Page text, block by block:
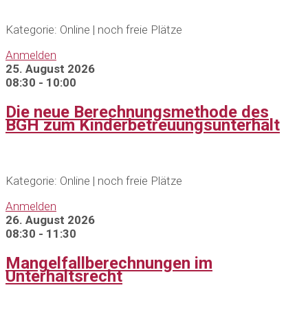
Kategorie: Online | noch freie Plätze
Anmelden
25. August 2026
08:30 - 10:00
Die neue Berechnungsmethode des
BGH zum Kinderbetreuungsunterhalt
Kategorie: Online | noch freie Plätze
Anmelden
26. August 2026
08:30 - 11:30
Mangelfallberechnungen im
Unterhaltsrecht